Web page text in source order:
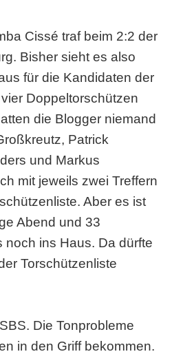
Cissé traf beim 2:2 der
Bisher sieht es also
für die Kandidaten der
Doppeltorschützen
die Blogger niemand
Patrick
und Markus
mit jeweils zwei Treffern
Aber es ist
Abend und 33
noch ins Haus. Da dürfte
Torschützenliste
Die Tonprobleme
in den Griff bekommen.